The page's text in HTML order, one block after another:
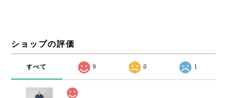
ショップの評価
すべて 9 0 1